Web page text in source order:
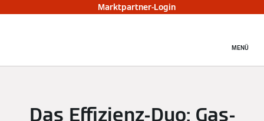
Marktpartner-Login
MENÜ
Das Effizienz-Duo: Gas-